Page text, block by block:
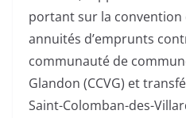
portant sur la
annuités d’emprunts
communauté de
Glandon (CCVG) et
Saint-Colomban-des-